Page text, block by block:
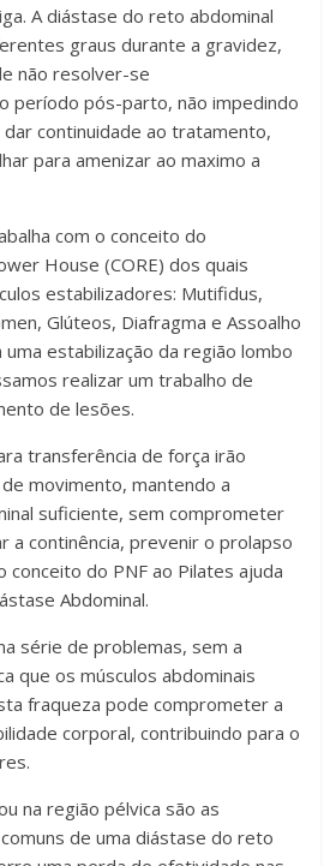
A diástase do reto abdominal
graus durante a gravidez,
não resolver-se
período pós-parto, não impedindo
continuidade ao tratamento,
para amenizar ao maximo a
com o conceito do
House (CORE) dos quais
estabilizadores: Mutifidus,
Glúteos, Diafragma e Assoalho
uma estabilização da região lombo
realizar um trabalho de
de lesões.
transferência de força irão
movimento, mantendo a
suficiente, sem comprometer
a continência, prevenir o prolapso
conceito do PNF ao Pilates ajuda
Abdominal.
série de problemas, sem a
que os músculos abdominais
fraqueza pode comprometer a
corporal, contribuindo para o
na região pélvica são as
de uma diástase do reto